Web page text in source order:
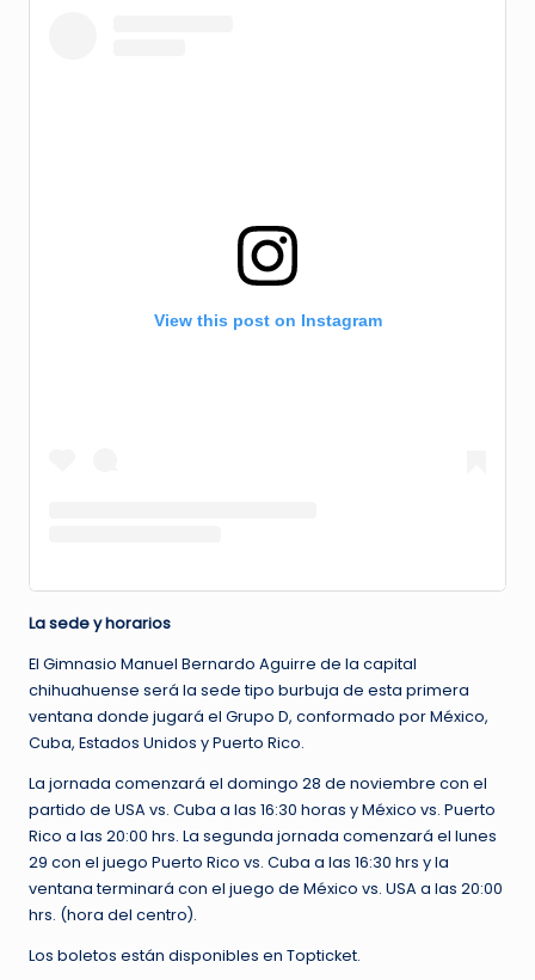
View this post on Instagram
La sede y horarios
El Gimnasio Manuel Bernardo Aguirre de la capital
chihuahuense será la sede tipo burbuja de esta primera
ventana donde jugará el Grupo D, conformado por México,
Cuba, Estados Unidos y Puerto Rico.
La jornada comenzará el domingo 28 de noviembre con el
partido de USA vs. Cuba a las 16:30 horas y México vs. Puerto
Rico a las 20:00 hrs. La segunda jornada comenzará el lunes
29 con el juego Puerto Rico vs. Cuba a las 16:30 hrs y la
ventana terminará con el juego de México vs. USA a las 20:00
hrs. (hora del centro).
Los boletos están disponibles en Topticket.